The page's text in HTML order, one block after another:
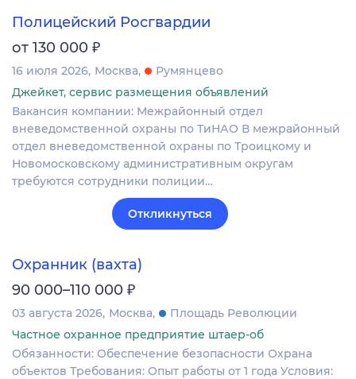
Полицейский Росгвардии
от 130 000 ₽
16 июля 2026 Москва
Румянцево
Джейкет, сервис размещения объявлений
Вакансия компании: Межрайонный отдел
вневедомственной охраны по ТиНАО В межрайонный
отдел вневедомственной охраны по Троицкому и
Новомосковскому административным округам
требуются сотрудники полиции…
Откликнуться
Охранник (вахта)
90 000–110 000 ₽
03 августа 2026 Москва
Площадь Революции
Частное охранное предприятие штаер-об
Обязанности: Обеспечение безопасности Охрана
объектов Требования: Опыт работы от 1 года Условия: